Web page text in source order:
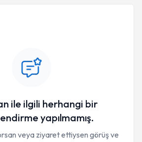
ile ilgili herhangi bir
yapılmamış.
veya ziyaret ettiysen görüş ve